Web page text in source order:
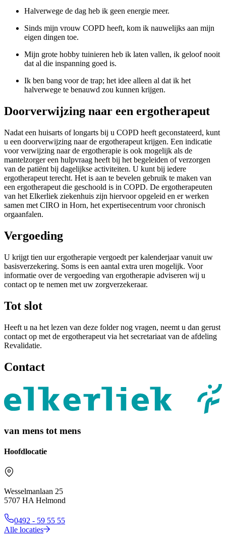
Halverwege de dag heb ik geen energie meer.
Sinds mijn vrouw COPD heeft, kom ik nauwelijks aan mijn
eigen dingen toe.
Mijn grote hobby tuinieren heb ik laten vallen, ik geloof nooit
dat al die inspanning goed is.
Ik ben bang voor de trap; het idee alleen al dat ik het
halverwege te benauwd zou kunnen krijgen.
Doorverwijzing naar een ergotherapeut
Nadat een huisarts of longarts bij u COPD heeft geconstateerd, kunt
u een doorverwijzing naar de ergotherapeut krijgen. Een indicatie
voor verwijzing naar de ergotherapie is ook mogelijk als de
mantelzorger een hulpvraag heeft bij het begeleiden of verzorgen
van de patiënt bij dagelijkse activiteiten. U kunt bij iedere
ergotherapeut terecht. Het is aan te bevelen gebruik te maken van
een ergotherapeut die geschoold is in COPD. De ergotherapeuten
van het Elkerliek ziekenhuis zijn hiervoor opgeleid en er werken
samen met CIRO in Horn, het expertisecentrum voor chronisch
orgaanfalen.
Vergoeding
U krijgt tien uur ergotherapie vergoedt per kalenderjaar vanuit uw
basisverzekering. Soms is een aantal extra uren mogelijk. Voor
informatie over de vergoeding van ergotherapie adviseren wij u
contact op te nemen met uw zorgverzekeraar.
Tot slot
Heeft u na het lezen van deze folder nog vragen, neemt u dan gerust
contact op met de ergotherapeut via het secretariaat van de afdeling
Revalidatie.
Contact
van mens tot mens
Hoofdlocatie
Wesselmanlaan 25
5707 HA Helmond
0492 - 59 55 55
Alle locaties